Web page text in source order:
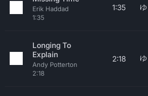
Erik Haddad
1:35
1:35
Longing To
Explain
Andy Potterton
2:18
2:18